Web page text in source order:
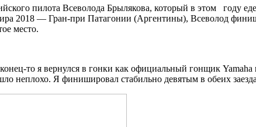
пилота Всеволода Брылякова, который в этом году
2018 — Гран-при Патагонии (Аргентины), Всеволод
место.
то я вернулся в гонки как официальный гонщик
неплохо. Я финишировал стабильно девятым в обеих